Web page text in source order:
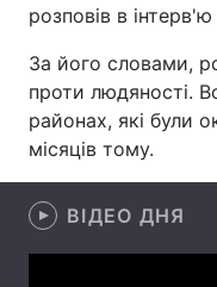
Економіка
Техно і зв'язок
Зброя
розповів в інтерв'ю
За його словами,
проти людяності.
районах, які були
місяців тому.
ВІДЕО ДНЯ